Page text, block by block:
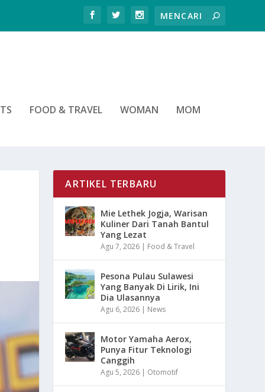
FOOD & TRAVEL WOMAN MOM
ARTIKEL TERBARU
Mie Lethek Jogja, Warisan
Kuliner Dari Tanah Bantul
Yang Lezat
Agu 7, 2026 | Food & Travel
Pesona Pulau Sulawesi
Yang Banyak Di Lirik, Ini
Dia Ulasannya
Agu 6, 2026 | News
Motor Yamaha Aerox,
Punya Fitur Teknologi
Canggih
Agu 5, 2026 | Otomotif